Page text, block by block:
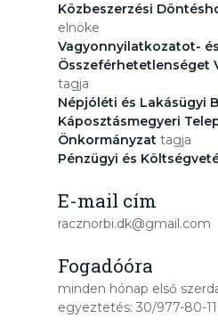
Közbeszerzési
elnöke
Vagyonnyilatkozatot- és
Összeférhetetlenséget
tagja
Népjóléti és Lakásügyi
Káposztásmegyeri
Önkormányzat tagja
Pénzügyi és
E-mail cím
racznorbi.dk@gmail.com
Fogadóóra
minden hónap első
egyeztetés: 30/977-80-11